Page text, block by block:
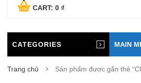
CART: 0 ₫
CATEGORIES MAIN
Trang chủ Sản phẩm được gắn thẻ